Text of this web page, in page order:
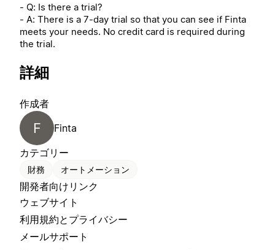
- Q: Is there a trial?
- A: There is a 7-day trial so that you can see if Finta
meets your needs. No credit card is required during
the trial.
詳細
作成者
F
Finta
カテゴリー
財務 オートメーション
開発者向けリンク
ウェブサイト
利用規約とプライバシー
メールサポート